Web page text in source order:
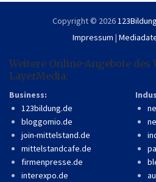
Copyright © 2026 123Bildung
Impressum |
Weitere Online-Angebote des
LayerMedia:
Business:
123bildung.de
bloggomio.de
join-mittelstand.de
mittelstandcafe.de
firmenpresse.de
interexpo.de